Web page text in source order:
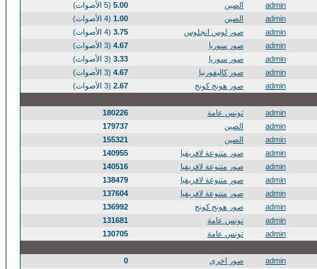
admin
الصين 5.00 (5 الأصوات)
admin
الصين 1.00 (4 الأصوات)
admin
صور لوس انجلوس 3.75 (4 الأصوات)
admin
صور سوريا 4.67 (3 الأصوات)
admin
صور سوريا 3.33 (3 الأصوات)
admin
صور كاليفورنيا 4.67 (3 الأصوات)
admin
صور هونج كونج 2.67 (3 الأصوات)
admin تونس عامة
180226
admin
الصين
179737
admin
الصين
155321
admin
صور متنوعة لافريقيا
140955
admin
صور متنوعة لافريقيا
140516
admin
صور متنوعة لافريقيا
138479
admin
صور متنوعة لافريقيا
137604
admin
صور هونج كونج
136992
admin
تونس عامة
131681
admin
تونس عامة 130705
admin صور اخرى
0